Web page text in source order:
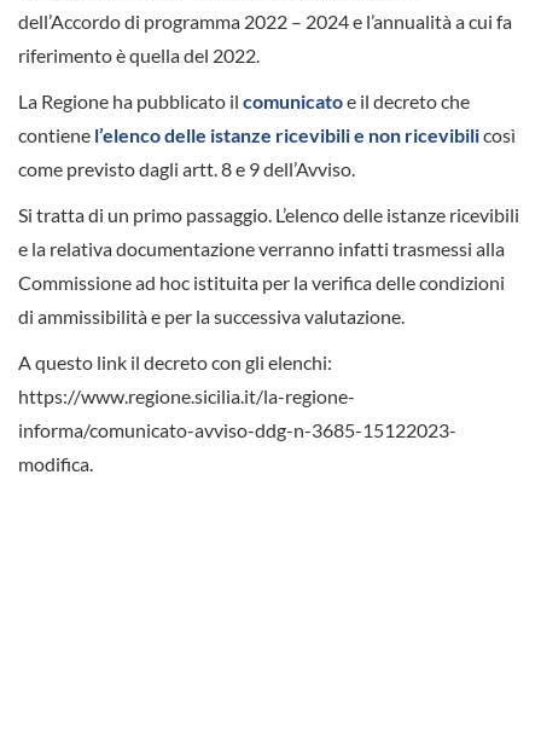
dell’Accordo di programma 2022 – 2024 e l’annualità a cui fa
riferimento è quella del 2022.
La Regione ha pubblicato il comunicatoe il decreto che
contiene l’elenco delle istanze ricevibili e non ricevibilicosì
come previsto dagli artt. 8 e 9 dell’Avviso.
Si tratta di un primo passaggio. L’elenco delle istanze ricevibili
e la relativa documentazione verranno infatti trasmessi alla
Commissione ad hoc istituita per la verifica delle condizioni
di ammissibilità e per la successiva valutazione.
A questo link il decreto con gli elenchi:
https://www.regione.sicilia.it/la-regione-
informa/comunicato-avviso-ddg-n-3685-15122023-
modifica.